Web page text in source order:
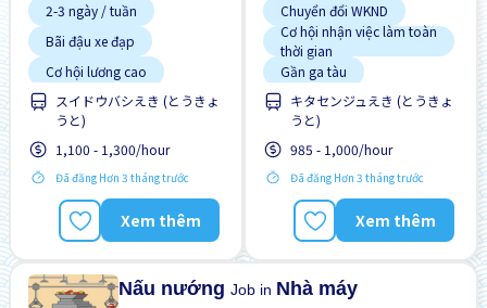
2-3 ngày / tuần
Bãi đậu xe đạp
Cơ hội lương cao
Cơ hội nhận việc làm toàn
thời gian
Cơ hội thăng tiến
Gần ga tàu
Ít hơn theo thời gian
スイドウバシえき (とうきょ
うと)
1,100 - 1,300/hour
Đã đăng Hơn 3 tháng trước
Xem thêm
Chuyển đổi WKND
Cơ hội nhận việc làm toàn
thời gian
Gần ga tàu
Giao dịch đã thanh toán
Ít hơn theo thời gian
Không cần kinh nghiệm
Lao động người nước
ngoài
Nâng cao
キタセンジュえき (とうきょ
うと)
985 - 1,000/hour
Đã đăng Hơn 3 tháng trước
Xem thêm
Nấu nướngJob in Nhà máy